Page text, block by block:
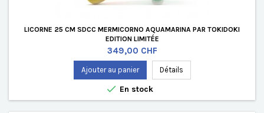
LICORNE 25 CM SDCC MERMICORNO AQUAMARINA PAR TOKIDOKI
EDITION LIMITÉE
Prix
349,00 CHF
Ajouter au panier Détails
 En stock